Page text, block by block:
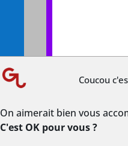
Coucou
On aimerait bien vous
C'est OK pour vous ?